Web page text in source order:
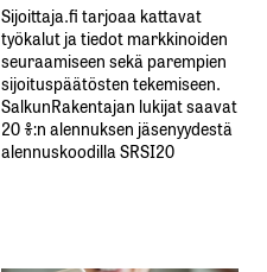
Sijoittaja.fi tarjoaa kattavat
työkalut ja tiedot markkinoiden
seuraamiseen sekä parempien
sijoituspäätösten tekemiseen.
SalkunRakentajan lukijat saavat
20 %:n alennuksen jäsenyydestä
alennuskoodilla SRSI20